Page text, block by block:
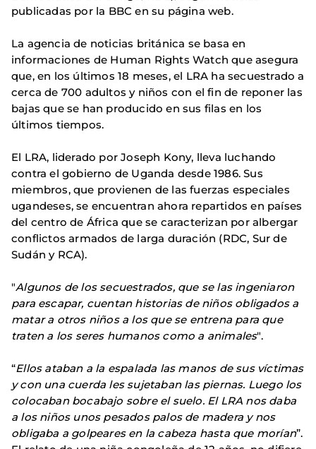
publicadas por la BBC en su página web.
La agencia de noticias británica se basa en
informaciones de Human Rights Watch que asegura
que, en los últimos 18 meses, el LRA ha secuestrado a
cerca de 700 adultos y niños con el fin de reponer las
bajas que se han producido en sus filas en los
últimos tiempos.
El LRA, liderado por Joseph Kony, lleva luchando
contra el gobierno de Uganda desde 1986. Sus
miembros, que provienen de las fuerzas especiales
ugandeses, se encuentran ahora repartidos en países
del centro de África que se caracterizan por albergar
conflictos armados de larga duración (RDC, Sur de
Sudán y RCA).
"Algunos de los secuestrados, que se las ingeniaron
para escapar, cuentan historias de niños obligados a
matar a otros niños a los que se entrena para que
traten a los seres humanos como a animales".
“Ellos ataban a la espalada las manos de sus víctimas
y con una cuerda les sujetaban las piernas. Luego los
colocaban bocabajo sobre el suelo. El LRA nos daba
a los niños unos pesados palos de madera y nos
obligaba a golpeares en la cabeza hasta que morían”.